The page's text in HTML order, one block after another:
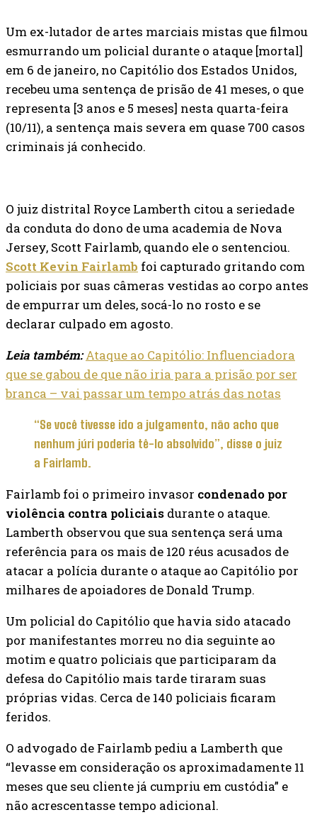
Um ex-lutador de artes marciais mistas que filmou
esmurrando um policial durante o ataque [mortal]
em 6 de janeiro, no Capitólio dos Estados Unidos,
recebeu uma sentença de prisão de 41 meses, o que
representa [3 anos e 5 meses] nesta quarta-feira
(10/11), a sentença mais severa em quase 700 casos
criminais já conhecido.
O juiz distrital Royce Lamberth citou a seriedade
da conduta do dono de uma academia de Nova
Jersey, Scott Fairlamb, quando ele o sentenciou.
Scott Kevin Fairlamb foi capturado gritando com
policiais por suas câmeras vestidas ao corpo antes
de empurrar um deles, socá-lo no rosto e se
declarar culpado em agosto.
Leia também: Ataque ao Capitólio: Influenciadora
que se gabou de que não iria para a prisão por ser
branca – vai passar um tempo atrás das notas
“Se você tivesse ido a julgamento, não acho que
nenhum júri poderia tê-lo absolvido”, disse o juiz
a Fairlamb.
Fairlamb foi o primeiro invasor condenado por
violência contra policiais durante o ataque.
Lamberth observou que sua sentença será uma
referência para os mais de 120 réus acusados ​​de
atacar a polícia durante o ataque ao Capitólio por
milhares de apoiadores de Donald Trump.
Um policial do Capitólio que havia sido atacado
por manifestantes morreu no dia seguinte ao
motim e quatro policiais que participaram da
defesa do Capitólio mais tarde tiraram suas
próprias vidas. Cerca de 140 policiais ficaram
feridos.
O advogado de Fairlamb pediu a Lamberth que
“levasse em consideração os aproximadamente 11
meses que seu cliente já cumpriu em custódia” e
não acrescentasse tempo adicional.